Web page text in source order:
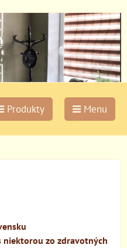
Produkty Menu
niektorou zo zdravotných